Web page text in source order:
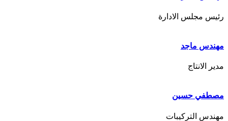
رئيس مجلس الادارة
مهندس ماجد
مدير الانتاج
مصطفي حسين
مهندس التركيبات